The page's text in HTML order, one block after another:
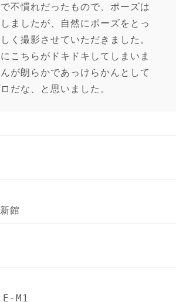
不慣れだったもので、ポーズは
ましたが、自然にポーズをとっ
く撮影させていただきました。
こちらがドキドキしてしまいま
が朗らかであっけらかんとして
だな、と思いました。
館
E-M1